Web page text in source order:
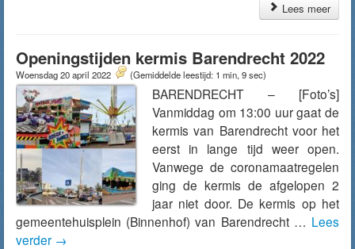
Lees meer
Openingstijden kermis Barendrecht 2022
Woensdag 20 april 2022 (Gemiddelde leestijd: 1 min, 9 sec)
BARENDRECHT – [Foto’s]
Vanmiddag om 13:00 uur gaat de
kermis van Barendrecht voor het
eerst in lange tijd weer open.
Vanwege de coronamaatregelen
ging de kermis de afgelopen 2
jaar niet door. De kermis op het
gemeentehuisplein (Binnenhof) van Barendrecht … Lees
verder →